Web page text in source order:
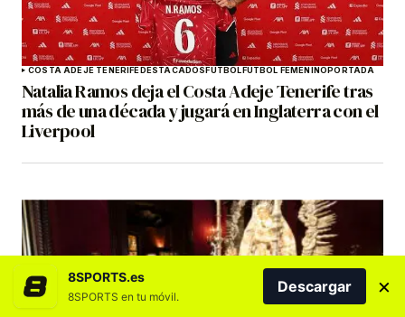
COSTA ADEJE TENERIFEDESTACADOSFÚTBOLFÚTBOL FEMENINOPORTADA
Natalia Ramos deja el Costa Adeje Tenerife tras
más de una década y jugará en Inglaterra con el
Liverpool
8SPORTS.es
8SPORTS en tu móvil.
Descargar ×